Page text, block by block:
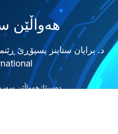
هەواڵێن
دەسپێكهەواڵێن